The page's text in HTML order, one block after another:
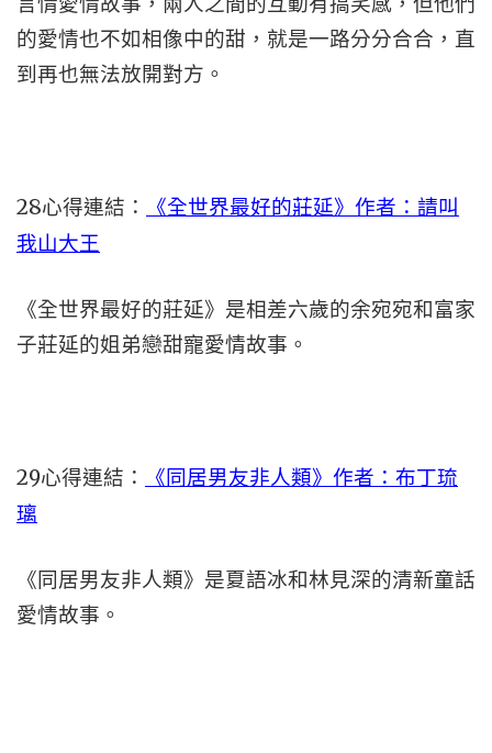
的愛情也不如相像中的甜，就是一路分分合合，直
到再也無法放開對方。
28心得連結：
《全世界最好的莊延》作者：請叫
我山大王
《全世界最好的莊延》是相差六歲的余宛宛和富家
子莊延的姐弟戀甜寵愛情故事。
29心得連結：
《同居男友非人類》作者：布丁琉
璃
《同居男友非人類》是夏語冰和林見深的清新童話
愛情故事。